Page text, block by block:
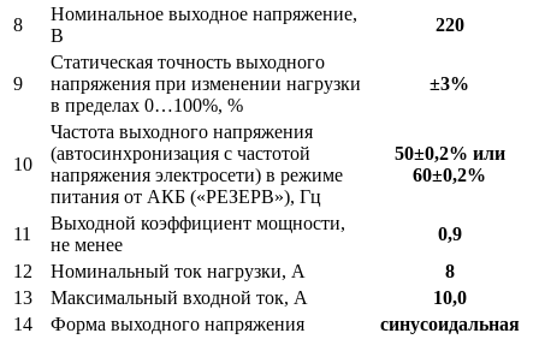
8
Номинальное выходное напряжение,
В
220
9
Статическая точность выходного
напряжения при изменении нагрузки
в пределах 0…100%, %
±3%
10
Частота выходного напряжения
(автосинхронизация с частотой
напряжения электросети) в режиме
питания от АКБ («РЕЗЕРВ»), Гц
50±0,2% или
60±0,2%
11
Выходной коэффициент мощности,
не менее
0,9
12
Номинальный ток нагрузки, А
8
13
Максимальный входной ток, А
10,0
14
Форма выходного напряжения синусоидальная